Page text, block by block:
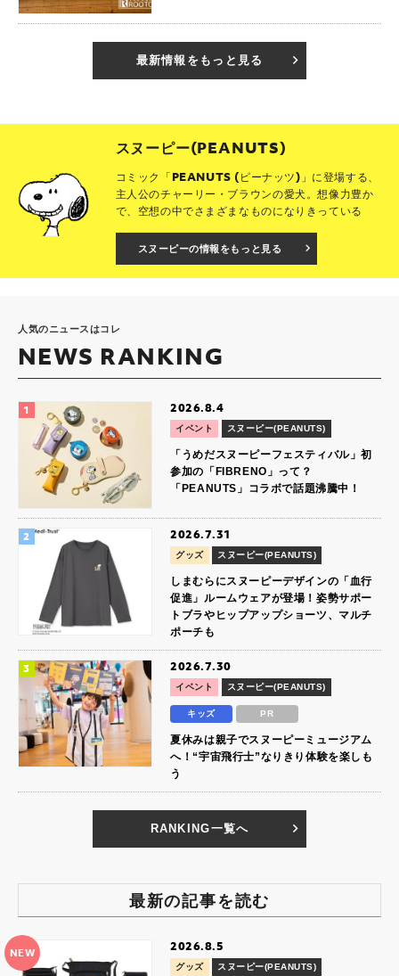
最新情報をもっと見る
スヌーピー(PEANUTS)
コミック「PEANUTS (ピーナッツ)」に登場する、
主人公のチャーリー・ブラウンの愛犬。想像力豊か
で、空想の中でさまざまなものになりきっている
スヌーピーの情報をもっと見る
人気のニュースはコレ
NEWS RANKING
2026.8.4
イベント スヌーピー(PEANUTS)
「うめだスヌーピーフェスティバル」初
参加の「FIBRENO」って？
「PEANUTS」コラボで話題沸騰中！
2026.7.31
グッズ スヌーピー(PEANUTS)
しまむらにスヌーピーデザインの「血行
促進」ルームウェアが登場！姿勢サポー
トブラやヒップアップショーツ、マルチ
ポーチも
2026.7.30
イベント スヌーピー(PEANUTS)
キッズ PR
夏休みは親子でスヌーピーミュージアム
へ！“宇宙飛行士”なりきり体験を楽しも
う
RANKING一覧へ
最新の記事を読む
NEW 2026.8.5
グッズ スヌーピー(PEANUTS)